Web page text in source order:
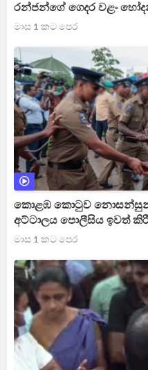
රන්ජන්ගේ ගෙදර වළං
වට කරන් චාමර කට අරී
මාස 1 කට පෙර
කොළඹ කොටුව නොසන්සුන්
අට්ටාලය පොලීසිය ඉවත්
උණුසුම් වෙයි [VIDEO]
මාස 1 කට පෙර